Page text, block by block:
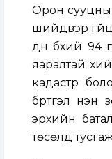
Орон сууцны
шийдвэр
дүн бүхий 94
яаралтай
кадастр
бүртгэл
эрхийн
төсөлд